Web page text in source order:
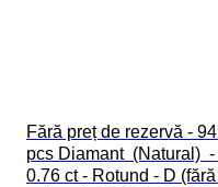
Fără preț de rezervă - 94
pcs Diamant  (Natural)  -
0.76 ct - Rotund - D (fără